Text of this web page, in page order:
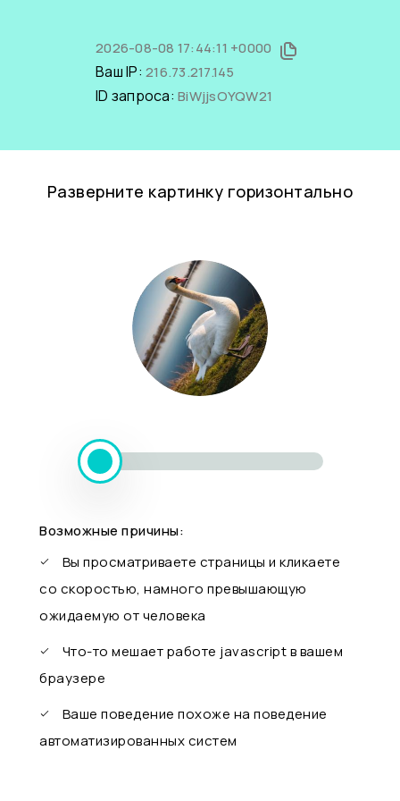
2026-08-08 17:44:11 +0000
Ваш IP: 216.73.217.145
ID запроса: BiWjjsOYQW21
Разверните картинку горизонтально
Возможные причины:
Вы просматриваете страницы и кликаете
со скоростью, намного превышающую
ожидаемую от человека
Что-то мешает работе javascript в вашем
браузере
Ваше поведение похоже на поведение
автоматизированных систем